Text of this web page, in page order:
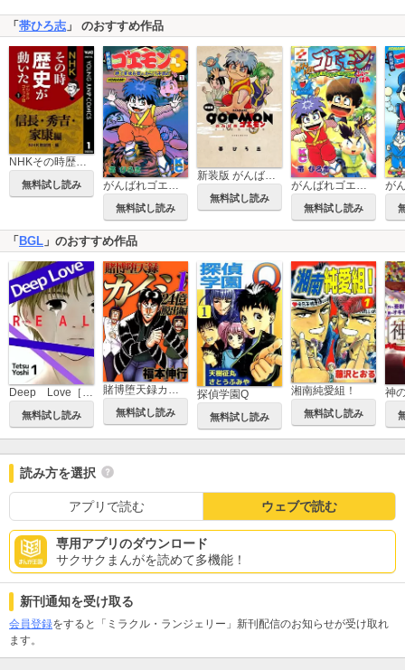
「 帯ひろ志 」 のおすすめ作品
NHKその時歴史が動いた デジタルコミック版
無料試し読み
無料試し読み
新装版 がんばれゴエモン ゆき姫救出絵巻
無料試し読み
無料試し読み
「BGL 」のおすすめ作品
無料試し読み
賭博堕天録カイジ 24億脱出編
無料試し読み
探偵学園Q
無料試し読み
湘南純愛組！
無料試し読み
神
読み方を選択
アプリで読む ウェブで読む
専用アプリのダウンロード
サクサクまんがを読めて多機能！
新刊通知を受け取る
会員登録をすると「ミラクル・ランジェリー」新刊配信のお知らせが受け取れ
ます。